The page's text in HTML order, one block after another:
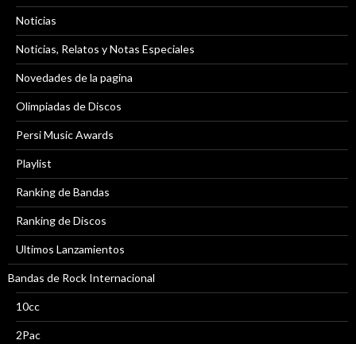
Noticias
Noticias, Relatos y Notas Especiales
Novedades de la pagina
Olimpiadas de Discos
Persi Music Awards
Playlist
Ranking de Bandas
Ranking de Discos
Ultimos Lanzamientos
Bandas de Rock Internacional
10cc
2Pac